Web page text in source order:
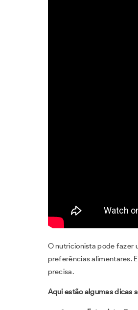
O nutricionista pode fazer
preferências alimentares.
precisa.
Aqui estão algumas dicas